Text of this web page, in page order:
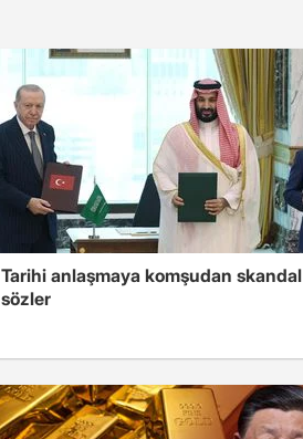
Tarihi anlaşmaya komşudan skandal
sözler